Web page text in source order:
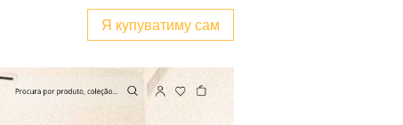
Я купуватиму сам